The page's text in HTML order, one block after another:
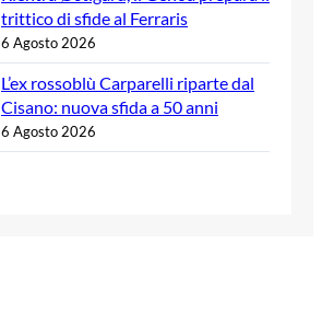
trittico di sfide al Ferraris
6 Agosto 2026
L’ex rossoblù Carparelli riparte dal
Cisano: nuova sfida a 50 anni
6 Agosto 2026